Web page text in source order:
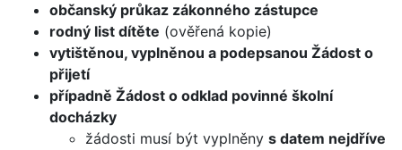
občanský průkaz zákonného zástupce
rodný list dítěte (ověřená kopie)
vytištěnou, vyplněnou a podepsanou Žádost o
přijetí
případně Žádost o odklad povinné školní
docházky
žádosti musí být vyplněny s datem nejdříve